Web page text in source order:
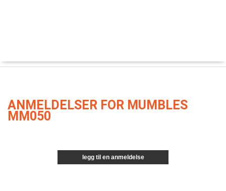
ANMELDELSER FOR MUMBLES
MM050
legg til en anmeldelse